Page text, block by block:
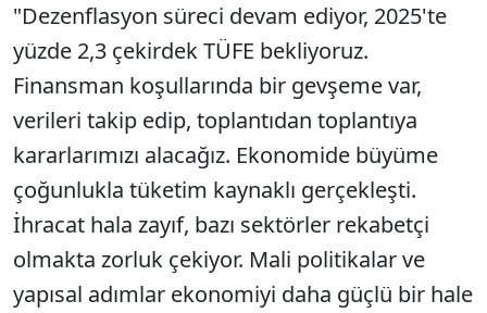
"Dezenflasyon süreci devam ediyor, 2025'te
yüzde 2,3 çekirdek TÜFE bekliyoruz.
Finansman koşullarında bir gevşeme var,
verileri takip edip, toplantıdan toplantıya
kararlarımızı alacağız. Ekonomide büyüme
çoğunlukla tüketim kaynaklı gerçekleşti.
İhracat hala zayıf, bazı sektörler rekabetçi
olmakta zorluk çekiyor. Mali politikalar ve
yapısal adımlar ekonomiyi daha güçlü bir hale